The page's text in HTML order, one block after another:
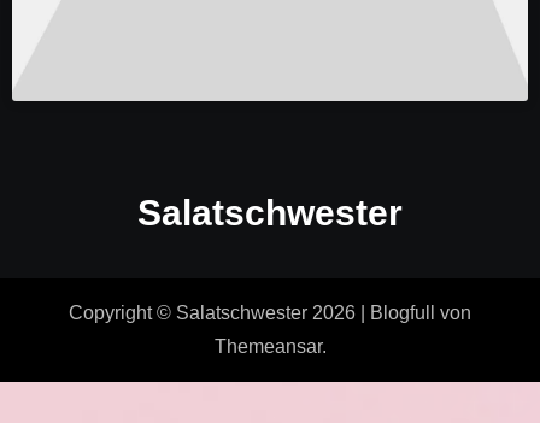
Salatschwester
Copyright © Salatschwester 2026 Blogfull
von
Themeansar.